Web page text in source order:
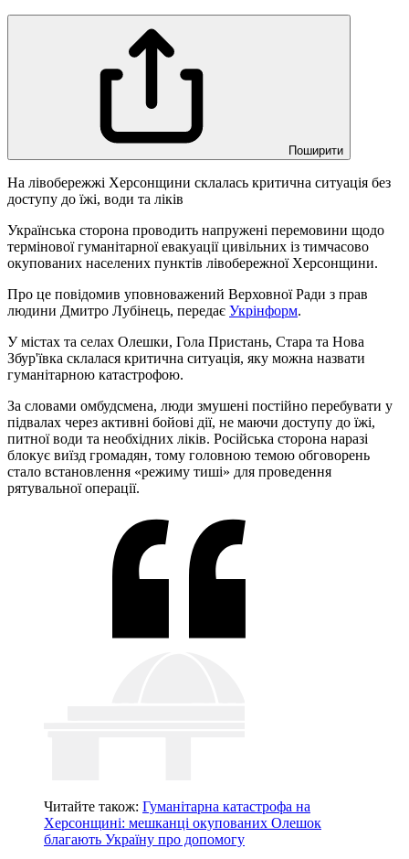
Поширити
На лівобережжі Херсонщини склалась критична ситуація без
доступу до їжі, води та ліків
Українська сторона проводить напружені перемовини щодо
термінової гуманітарної евакуації цивільних із тимчасово
окупованих населених пунктів лівобережної Херсонщини.
Про це повідомив уповноважений Верховної Ради з прав
людини Дмитро Лубінець, передає Укрінформ.
У містах та селах Олешки, Гола Пристань, Стара та Нова
Збур'ївка склалася критична ситуація, яку можна назвати
гуманітарною катастрофою.
За словами омбудсмена, люди змушені постійно перебувати у
підвалах через активні бойові дії, не маючи доступу до їжі,
питної води та необхідних ліків. Російська сторона наразі
блокує виїзд громадян, тому головною темою обговорень
стало встановлення «режиму тиші» для проведення
рятувальної операції.
Читайте також: Гуманітарна катастрофа на
Херсонщині: мешканці окупованих Олешок
благають Україну про допомогу